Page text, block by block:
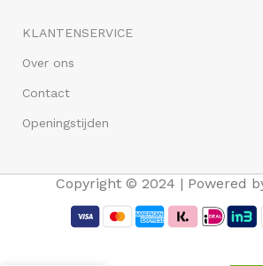
KLANTENSERVICE
Over ons
Contact
Openingstijden
Copyright © 2024 | Powered